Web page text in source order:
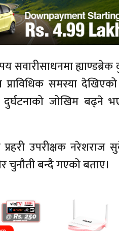
सवारीसाधनमा
समस्या
जोखिम बढ्ने
उपरीक्षक नरेशराज
चुनौती बन्दै गएको बताए।